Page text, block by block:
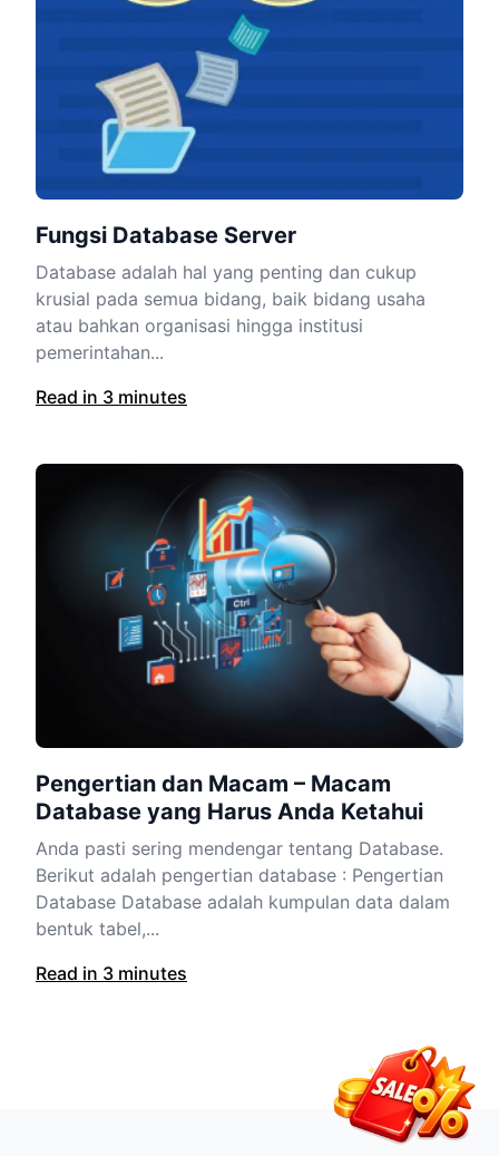
Fungsi Database Server
Database adalah hal yang penting dan cukup
krusial pada semua bidang, baik bidang usaha
atau bahkan organisasi hingga institusi
pemerintahan...
Read in 3 minutes
Pengertian dan Macam – Macam
Database yang Harus Anda Ketahui
Anda pasti sering mendengar tentang Database.
Berikut adalah pengertian database : Pengertian
Database Database adalah kumpulan data dalam
bentuk tabel,...
Read in 3 minutes